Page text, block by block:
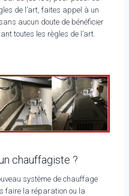
de l’art, faites appel à un
aucun doute de bénéficier
toutes les règles de l’art.
chauffagiste ?
système de chauffage
faire la réparation ou la